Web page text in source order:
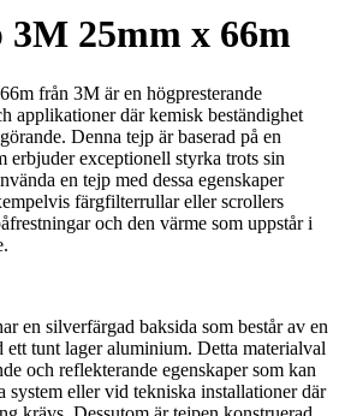
25mm x 66m
från 3M är en högpresterande
applikationer där kemisk beständighet
Denna tejp är baserad på en
erbjuder exceptionell styrka trots sin
en tejp med dessa egenskaper
färgfilterrullar eller scrollers
och den värme som uppstår i
en silverfärgad baksida som består av en
ett tunt lager aluminium. Detta materialval
och reflekterande egenskaper som kan
system eller vid tekniska installationer där